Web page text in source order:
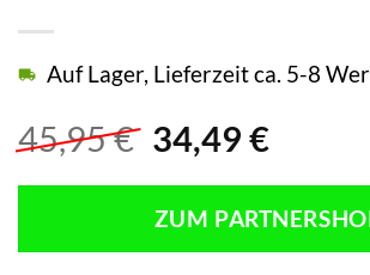
45,95€ Ursprünglicher
Preis
war:
45,95 €
34,49 €
ist:
34,49
Auf Lager, Lieferzeit ca. 5-8
ZUM